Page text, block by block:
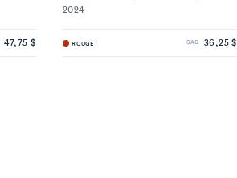
47,75 $
2024
ROUGE SAQ 36,25 $